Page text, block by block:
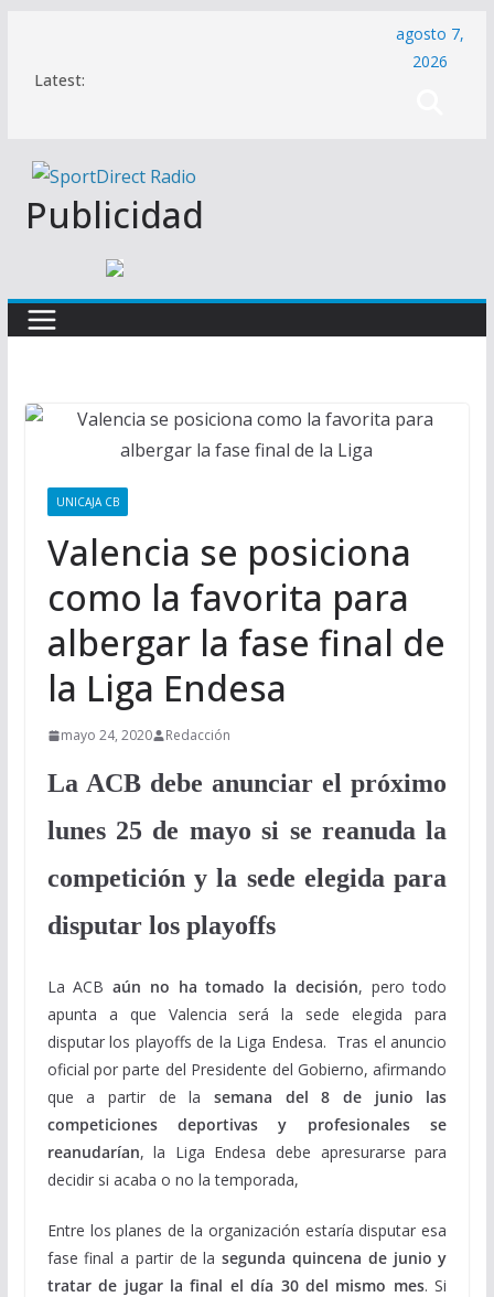
contenido
Latest:
agosto 7,
2026
Publicidad
UNICAJA CB
Valencia se posiciona
como la favorita para
albergar la fase final de
la Liga Endesa
mayo 24, 2020 Redacción
La ACB debe anunciar el próximo
lunes 25 de mayo si se reanuda la
competición y la sede elegida para
disputar los playoffs
La ACBaún no ha tomado la decisión, pero todo
apunta a que Valencia será la sede elegida para
disputar los playoffs de la Liga Endesa. Tras el anuncio
oficial por parte del Presidente del Gobierno, afirmando
que a partir de la semana del 8 de junio las
competiciones deportivas y profesionales se
reanudarían, la Liga Endesa debe apresurarse para
decidir si acaba o no la temporada,
Entre los planes de la organización estaría disputar esa
fase final a partir de lasegunda quincena de junio y
tratar de jugar la final el día 30 del mismo mes. Si